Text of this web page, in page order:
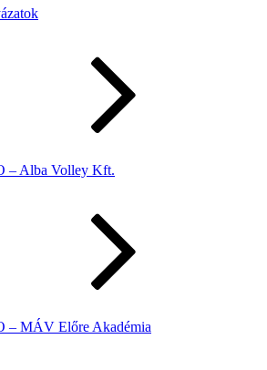
– Alba Volley Kft.
– MÁV Előre Akadémia